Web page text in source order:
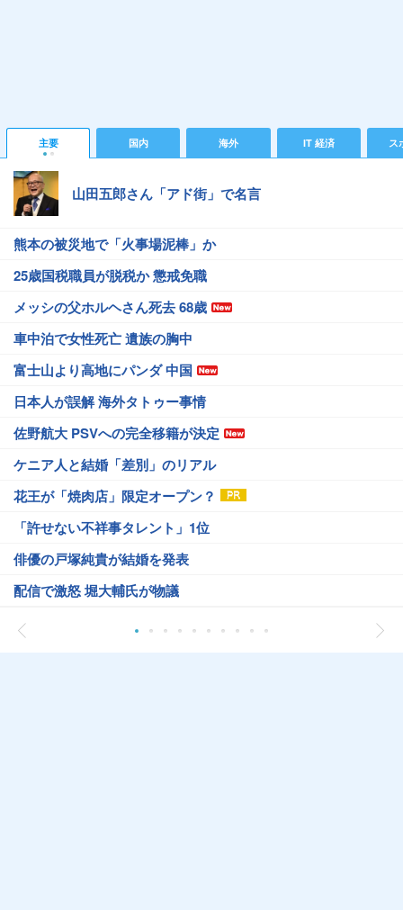
主要 国内 海外 IT 経済 ス
山田五郎さん「アド街」で名言
熊本の被災地で「火事場泥棒」か
25歳国税職員が脱税か 懲戒免職
メッシの父ホルヘさん死去 68歳
車中泊で女性死亡 遺族の胸中
富士山より高地にパンダ 中国
日本人が誤解 海外タトゥー事情
佐野航大 PSVへの完全移籍が決定
ケニア人と結婚「差別」のリアル
花王が「焼肉店」限定オープン？
「許せない不祥事タレント」1位
俳優の戸塚純貴が結婚を発表
配信で激怒 堀大輔氏が物議